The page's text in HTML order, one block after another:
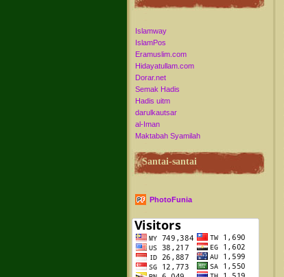
Islamway
IslamPos
Eramuslim.com
Hidayatullam.com
Dorar.net
Semak Hadis
Hadis uitm
darulkautsar
al-Iman
Maktabah Syamilah
Santai-santai
PhotoFunia